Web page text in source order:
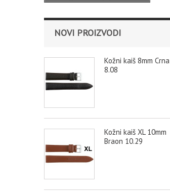
NOVI PROIZVODI
Kožni kaiš 8mm Crna
8.08
Kožni kaiš XL 10mm
Braon 10.29